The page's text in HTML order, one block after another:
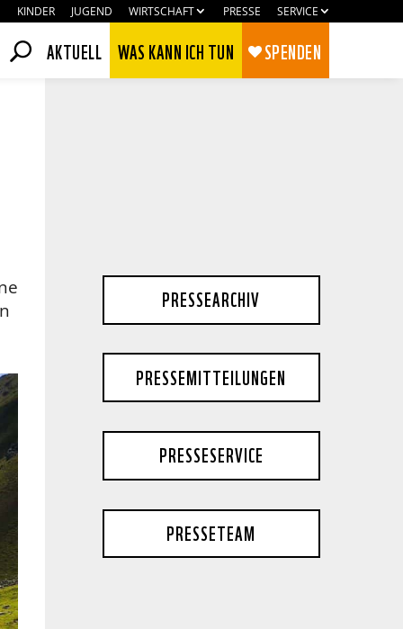
KINDER JUGEND WIRTSCHAFT PRESSE SERVICE
AKTUELL WAS KANN ICH TUN SPENDEN
PRESSEARCHIV
PRESSEMITTEILUNGEN
PRESSESERVICE
PRESSETEAM
Ablehnen